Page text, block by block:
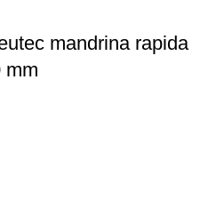
mandrina rapida
mm